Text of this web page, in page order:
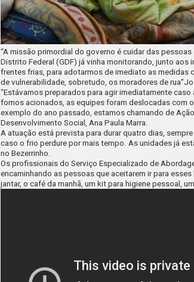
“A missão primordial do governo é cuidar das
Distrito Federal (GDF) já vinha monitorando, junto
frentes frias, para adotarmos de imediato as
de vulnerabilidade, sobretudo, os moradores de rua”
“Estávamos preparados para agir imediatamente
fomos acionados, as equipes foram deslocadas com
exemplo do ano passado, estamos chamando de
Desenvolvimento Social, Ana Paula Marra.
A atuação está prevista para durar quatro dias,
caso o frio perdure por mais tempo. As unidades já
no Bezerrinho.
Os profissionais do Serviço Especializado de
encaminhando as pessoas que aceitarem ir para
jantar, o café da manhã, um kit para higiene pessoal,